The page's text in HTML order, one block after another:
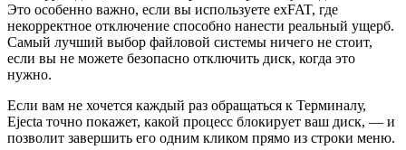
Это особенно важно, если вы используете exFAT, где
некорректное отключение способно нанести реальный ущерб.
Самый лучший выбор файловой системы ничего не стоит,
если вы не можете безопасно отключить диск, когда это
нужно.
Если вам не хочется каждый раз обращаться к Терминалу,
Ejecta точно покажет, какой процесс блокирует ваш диск, — и
позволит завершить его одним кликом прямо из строки меню.